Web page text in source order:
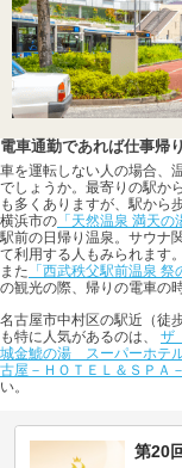
電車通勤であれば仕事帰
車を運転しない人の場合、
でしょうか。最寄りの駅か
も多くありますが、駅から
横浜市の 「天然温泉 満天の
駅前の日帰り温泉。サウナ
て利用する人もみられます。
また 「西武秩父駅前温泉 祭
の観光の際、帰りの電車の
名古屋市中村区の駅近（徒
も特に人気があるのは、 ザ
城金鯱の湯 スーパーホテ
古屋－ＨＯＴＥＬ＆ＳＰＡ－
い。
第20